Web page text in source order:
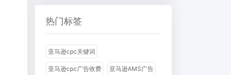
热门标签
亚马逊cpc关键词
亚马逊cpc广告收费 亚马逊AMS广告